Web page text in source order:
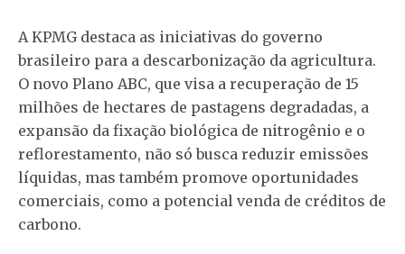
A KPMG destaca as iniciativas do governo
brasileiro para a descarbonização da agricultura.
O novo Plano ABC, que visa a recuperação de 15
milhões de hectares de pastagens degradadas, a
expansão da fixação biológica de nitrogênio e o
reflorestamento, não só busca reduzir emissões
líquidas, mas também promove oportunidades
comerciais, como a potencial venda de créditos de
carbono.